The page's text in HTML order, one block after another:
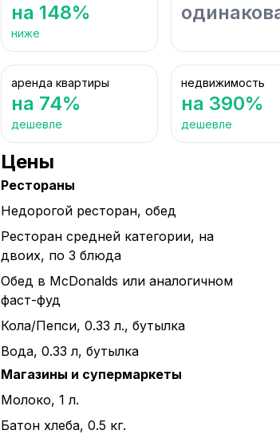
на 148%
ниже
аренда квартиры
на 74%
дешевле
недвижимость
на 390%
дешевле
Цены
Рестораны
Недорогой ресторан, обед
Ресторан средней категории, на
двоих, по 3 блюда
Обед в McDonalds или аналогичном
фаст-фуд
Кола/Пепси, 0.33 л., бутылка
Вода, 0.33 л, бутылка
Магазины и супермаркеты
Молоко, 1 л.
Батон хлеба, 0.5 кг.